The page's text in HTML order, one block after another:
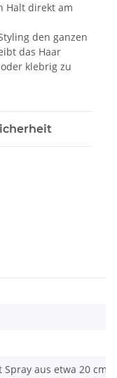
Halt direkt am
den ganzen
das Haar
klebrig zu
Spray aus etwa 20 cm